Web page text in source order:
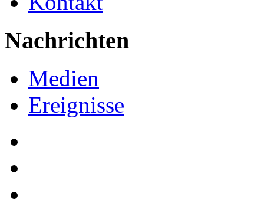
Nachrichten
Medien
Ereignisse